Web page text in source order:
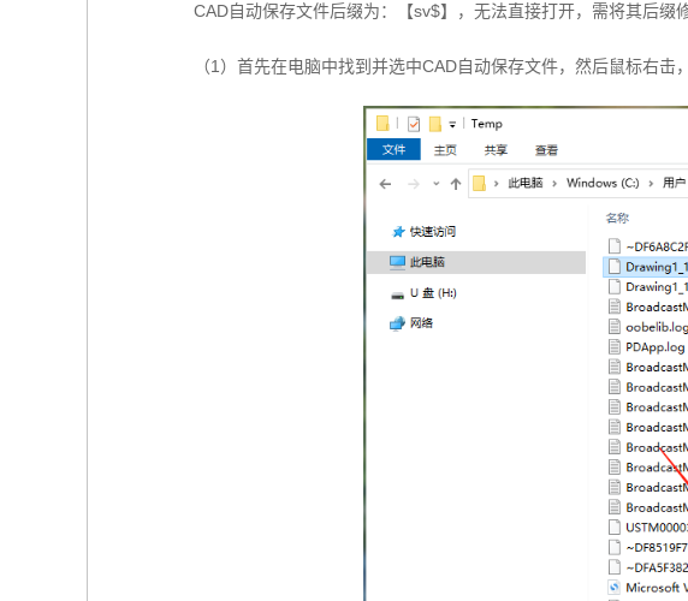
CAD自动保存文件后缀为：【sv$】，无法直接打开，需将其后缀
（1）首先在电脑中找到并选中CAD自动保存文件，然后鼠标右击